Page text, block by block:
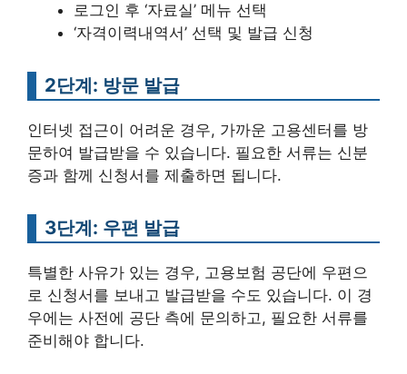
로그인 후 ‘자료실’ 메뉴 선택
‘자격이력내역서’ 선택 및 발급 신청
2단계: 방문 발급
인터넷 접근이 어려운 경우, 가까운 고용센터를 방
문하여 발급받을 수 있습니다. 필요한 서류는 신분
증과 함께 신청서를 제출하면 됩니다.
3단계: 우편 발급
특별한 사유가 있는 경우, 고용보험 공단에 우편으
로 신청서를 보내고 발급받을 수도 있습니다. 이 경
우에는 사전에 공단 측에 문의하고, 필요한 서류를
준비해야 합니다.